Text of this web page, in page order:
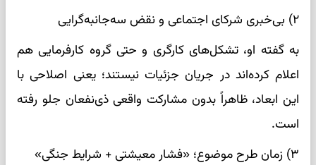
۲) بی‌خبری شرکای اجتماعی و نقض سه‌جانبه‌گرایی
به گفته او، تشکل‌های کارگری و حتی گروه کارفرمایی هم
اعلام کرده‌اند در جریان جزئیات نیستند؛ یعنی اصلاحی با
این ابعاد، ظاهراً بدون مشارکت واقعی ذی‌نفعان جلو رفته
است.
۳) زمان طرح موضوع؛ «فشار معیشتی + شرایط جنگی»